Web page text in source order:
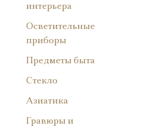
интерьера
Осветительные
приборы
Предметы быта
Стекло
Азиатика
Гравюры и